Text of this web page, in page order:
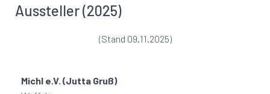
Aussteller (2025)
(Stand 09.11.2025)
Michl e.V. (Jutta Gruß)